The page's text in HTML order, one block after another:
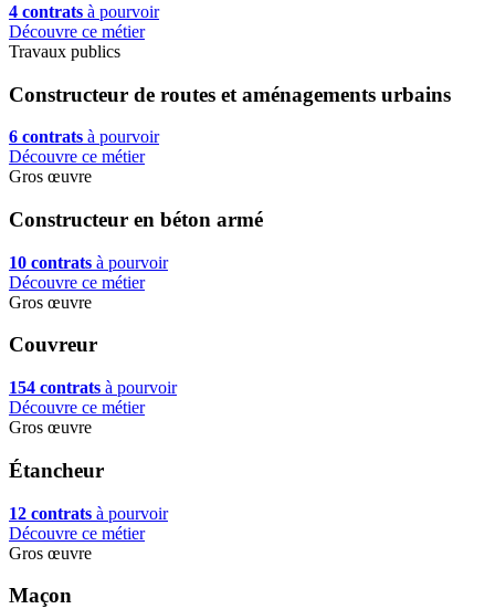
4 contrats à pourvoir
Découvre ce métier
Travaux publics
Constructeur de routes et aménagements urbains
6 contrats à pourvoir
Découvre ce métier
Gros œuvre
Constructeur en béton armé
10 contrats à pourvoir
Découvre ce métier
Gros œuvre
Couvreur
154 contrats à pourvoir
Découvre ce métier
Gros œuvre
Étancheur
12 contrats à pourvoir
Découvre ce métier
Gros œuvre
Maçon